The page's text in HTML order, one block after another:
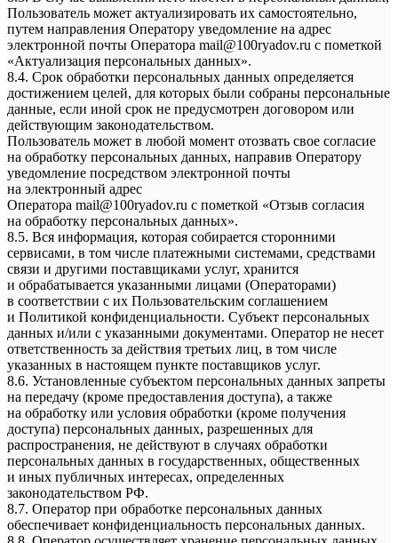
Пользователь может актуализировать их самостоятельно,
путем направления Оператору уведомление на адрес
электронной почты Оператора mail@100ryadov.ru с пометкой
«Актуализация персональных данных».
8.4. Срок обработки персональных данных определяется
достижением целей, для которых были собраны персональные
данные, если иной срок не предусмотрен договором или
действующим законодательством.
Пользователь может в любой момент отозвать свое согласие
на обработку персональных данных, направив Оператору
уведомление посредством электронной почты
на электронный адрес
Оператора mail@100ryadov.ru с пометкой «Отзыв согласия
на обработку персональных данных».
8.5. Вся информация, которая собирается сторонними
сервисами, в том числе платежными системами, средствами
связи и другими поставщиками услуг, хранится
и обрабатывается указанными лицами (Операторами)
в соответствии с их Пользовательским соглашением
и Политикой конфиденциальности. Субъект персональных
данных и/или с указанными документами. Оператор не несет
ответственность за действия третьих лиц, в том числе
указанных в настоящем пункте поставщиков услуг.
8.6. Установленные субъектом персональных данных запреты
на передачу (кроме предоставления доступа), а также
на обработку или условия обработки (кроме получения
доступа) персональных данных, разрешенных для
распространения, не действуют в случаях обработки
персональных данных в государственных, общественных
и иных публичных интересах, определенных
законодательством РФ.
8.7. Оператор при обработке персональных данных
обеспечивает конфиденциальность персональных данных.